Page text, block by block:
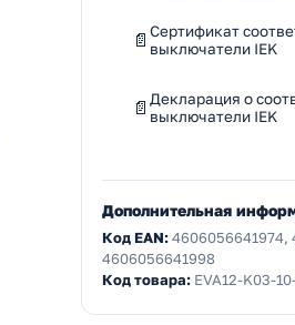
Сертификат
выключатели IEK
Декларация о
выключатели IEK
Дополнительная
Код EAN:4606056641974,
4606056641998
Код товара: EVA12-K03-